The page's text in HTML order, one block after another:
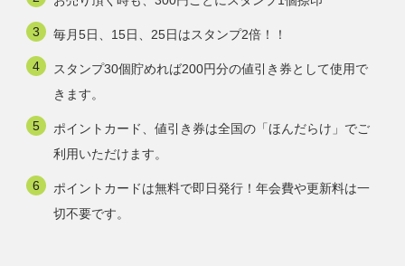
毎月5日、15日、25日はスタンプ2倍！！
スタンプ30個貯めれば200円分の値引き券として使用で
きます。
ポイントカード、値引き券は全国の「ほんだらけ」でご
利用いただけます。
ポイントカードは無料で即日発行！年会費や更新料は一
切不要です。